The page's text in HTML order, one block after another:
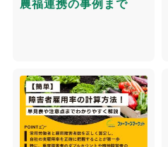
農福連携の事例まで